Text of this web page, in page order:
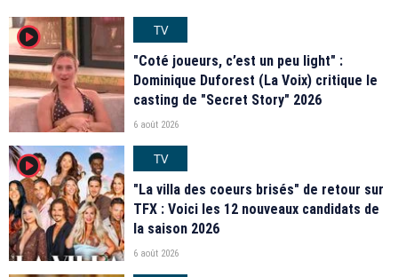
player2
TV
"Coté joueurs, c’est un peu light" :
Dominique Duforest (La Voix) critique le
casting de "Secret Story" 2026
6 août 2026
player2
TV
"La villa des coeurs brisés" de retour sur
TFX : Voici les 12 nouveaux candidats de
la saison 2026
6 août 2026